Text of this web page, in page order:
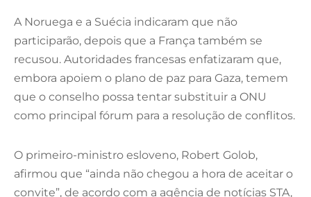
A Noruega e a Suécia indicaram que não
participarão, depois que a França também se
recusou. Autoridades francesas enfatizaram que,
embora apoiem o plano de paz para Gaza, temem
que o conselho possa tentar substituir a ONU
como principal fórum para a resolução de conflitos.
O primeiro-ministro esloveno, Robert Golob,
afirmou que “ainda não chegou a hora de aceitar o
convite”, de acordo com a agência de notícias STA,